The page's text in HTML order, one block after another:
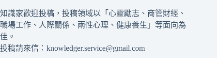
知識家歡迎投稿，投稿領域以「心靈勵志、商管財經、
職場工作、人際關係、兩性心理、健康養生」等面向為
佳。
投稿請來信：knowledger.service@gmail.com